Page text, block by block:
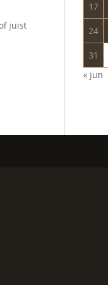
juist
17
24
31
« jun